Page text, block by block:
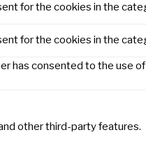
for the cookies in the
for the cookies in the
has consented to the use
other third-party features.